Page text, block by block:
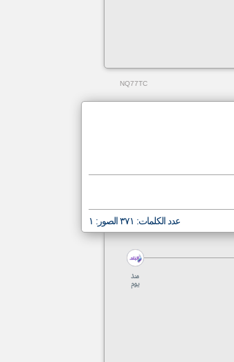
NQ77TC
عدد الكلمات: ٣٧١ الصور: ١
منذ
يوم